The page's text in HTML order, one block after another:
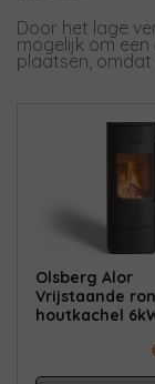
Door het lage
mogelijk om
plaatsen,
Olsberg Alor
Vrijstaande
houtkachel